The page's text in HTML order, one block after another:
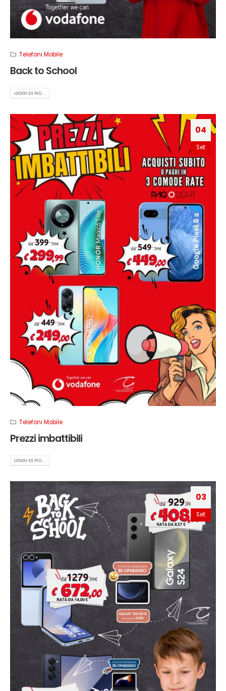
Telefoni Mobile
Back to School
LEGGI DI PIÙ...
04
Set
Telefoni Mobile
Prezzi imbattibili
LEGGI DI PIÙ...
03
Set